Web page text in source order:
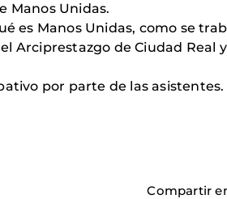
Manos Unidas.
es Manos Unidas, como se
Arciprestazgo de Ciudad Real
por parte de las asistentes.
Compartir